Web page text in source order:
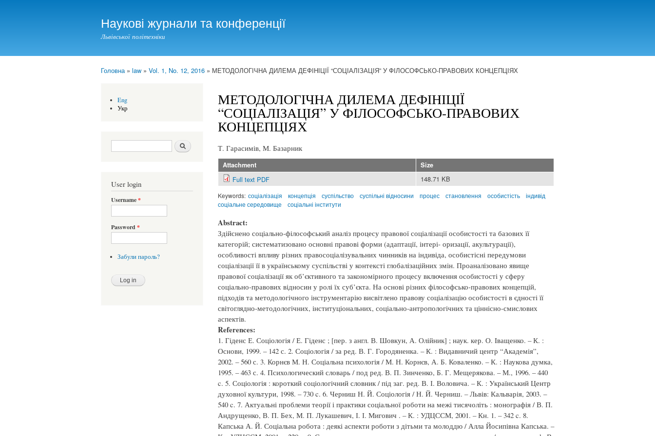
Наукові журнали та конференції
Львівської політехніки
Головна» law » Vol. 1, No. 12, 2016 » МЕТОДОЛОГІЧНА ДИЛЕМА ДЕФІНІЦІЇ “СОЦІАЛІЗАЦІЯ” У ФІЛОСОФСЬКО-ПРАВОВИХ КОНЦЕПЦІЯХ
Eng
Укр
Search form Шукати
User login
Username*
Password *
Забули пароль?
МЕТОДОЛОГІЧНА ДИЛЕМА ДЕФІНІЦІЇ
“СОЦІАЛІЗАЦІЯ” У ФІЛОСОФСЬКО-ПРАВОВИХ
КОНЦЕПЦІЯХ
Т. Гарасимів, М. Базарник
Attachment Size
Full text PDF 148.71 KB
Keywords: соціалізація концепція суспільство суспільні відносини процес становлення особистість
індивід
соціальне середовище
соціальні інститути
Abstract:
Здійснено соціально-філософський аналіз процесу правової соціалізації особистості та базових її
категорій; систематизовано основні правові форми (адаптації, інтері- оризації, акультурації),
особливості впливу різних правосоціалізувальних чинників на індивіда, особистісні передумови
соціалізації її в українському суспільстві у контексті глобалізаційних змін. Проаналізовано явище
правової соціалізації як об’єктивного та закономірного процесу включення особистості у сферу
соціально-правових відносин у ролі їх суб’єкта. На основі різних філософсько-правових концепцій,
підходів та методологічного інструментарію висвітлено правову соціалізацію особистості в єдності її
світоглядно-методологічних, інституціональних, соціально-антропологічних та ціннісно-смислових
аспектів.
References:
1. Гіденс Е. Соціологія / Е. Гіденс ; [пер. з англ. В. Шовкун, А. Олійник] ; наук. кер. О. Iващенко. – К. :
Основи, 1999. – 142 с. 2. Соціологія / за ред. В. Г. Городяненка. – К. : Видавничий центр “Академія”,
2002. – 560 с. 3. Корнєв М. Н. Соціальна психологія / М. Н. Корнєв, А. Б. Коваленко. – К. : Наукова думка,
1995. – 463 с. 4. Психологический словарь / под ред. В. П. Зинченко, Б. Г. Мещерякова. – М., 1996. – 440
c. 5. Соціологія : короткий соціологічний словник / під заг. ред. В. І. Воловича. – К. : Український Центр
духовної культури, 1998. – 730 c. 6. Черниш Н. Й. Соціологія / Н. Й. Черниш. – Львів: Кальварія, 2003. –
540 c. 7. Актуальні проблеми теорії і практики соціальної роботи на межі тисячоліть : монографія / В. П.
Андрущенко, В. П. Бех, М. П. Лукашевич, І. І. Мигович . – К. : УДЦССМ, 2001. – Кн. 1. – 342 c. 8.
Капська А. Й. Соціальна робота : деякі аспекти роботи з дітьми та молоддю / Алла Йосипівна Капська. –